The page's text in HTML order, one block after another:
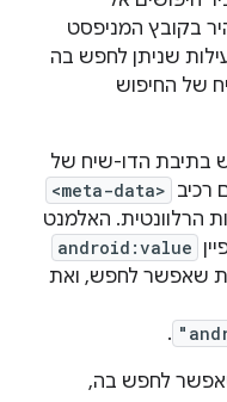
בקובץ המניפסט
שניתן לחפש בה
של החיפוש
בתיבת הדו-שיח של
רכיב <meta-data>
הרלוונטית. האלמנט
android:value
שאפשר לחפש, ואת
.
לחפש בה,